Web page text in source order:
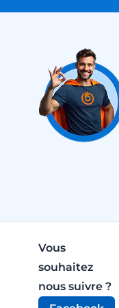
Vous
souhaitez
nous suivre ?